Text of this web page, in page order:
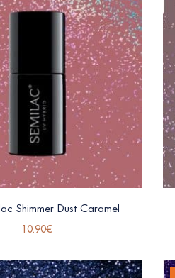
Shimmer Dust Caramel
10.90€